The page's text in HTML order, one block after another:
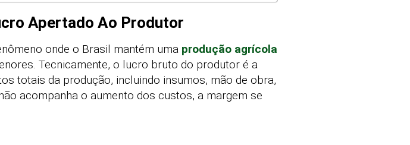
Apertado Ao Produtor
onde o Brasil mantém uma produção agrícola
Tecnicamente, o lucro bruto do produtor é a
totais da produção, incluindo insumos, mão de obra,
acompanha o aumento dos custos, a margem se